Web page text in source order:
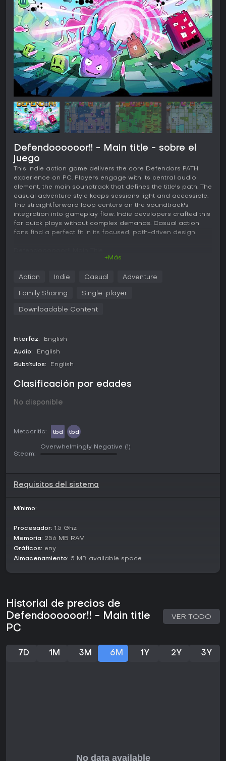
Defendoooooor!! - Main title - sobre el
juego
This indie action game delivers the core Defendors PATH
experience on PC. Players engage with its central audio
element, the main soundtrack that defines the title's path. The
casual adventure style keeps sessions light and accessible.
The straightforward loop centers on the soundtrack's
integration into gameplay flow. Indie developers crafted this
for quick plays without complex demands. Casual action
fans find a perfect fit in its focused, path-driven design.
Defendors PATH!
+Más
Action Indie Casual Adventure
Family Sharing Single-player
Downloadable Content
Interfaz: English
Audio: English
Subtítulos: English
Clasificación por edades
No disponible
Metacritic: tbd tbd
Steam:
Overwhelmingly Negative (1)
Requisitos del sistema
Mínimo:
Procesador: 1.5 Ghz
Memoria: 256 MB RAM
Gráficos: eny
Almacenamiento: 5 MB available space
Historial de precios de
Defendoooooor!! - Main title
PC
VER TODO
7D 1M 3M 6M 1Y 2Y 3Y